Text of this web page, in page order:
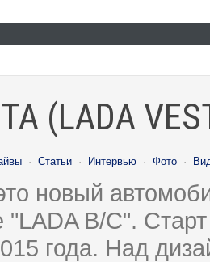
(LADA
· Статьи · Интервью · Фото ·
новый
B/C".
года. Над